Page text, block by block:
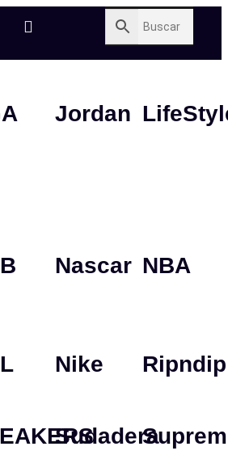
Jordan
Nascar NBA
Nike Ripndip
Sudadera